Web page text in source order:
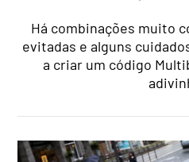
Há combinações muito
evitadas e alguns
a criar um código